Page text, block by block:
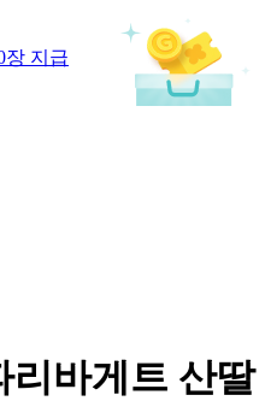
장 지급
리바게트 산딸